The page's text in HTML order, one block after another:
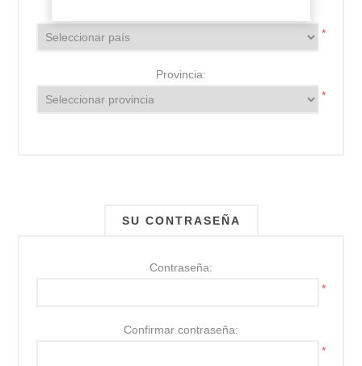
*
Provincia:
*
SU CONTRASEÑA
Contraseña:
*
Confirmar contraseña:
*